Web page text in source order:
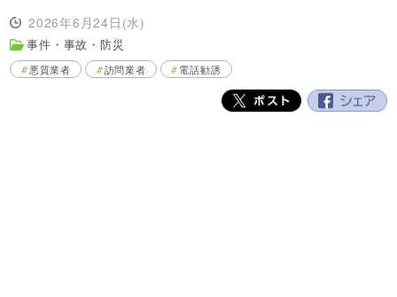
2026年6月24日(水)
事件・事故・防災
悪質業者 訪問業者 電話勧誘